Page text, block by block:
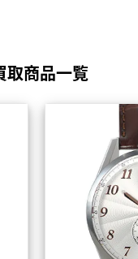
取商品一覧